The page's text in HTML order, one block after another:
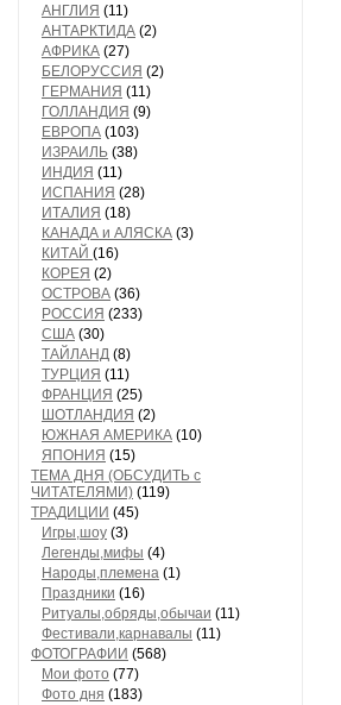
АНГЛИЯ (11)
АНТАРКТИДА (2)
АФРИКА (27)
БЕЛОРУССИЯ (2)
ГЕРМАНИЯ (11)
ГОЛЛАНДИЯ (9)
ЕВРОПА (103)
ИЗРАИЛЬ (38)
ИНДИЯ (11)
ИСПАНИЯ (28)
ИТАЛИЯ (18)
КАНАДА и АЛЯСКА (3)
КИТАЙ (16)
КОРЕЯ (2)
ОСТРОВА (36)
РОССИЯ (233)
США (30)
ТАЙЛАНД (8)
ТУРЦИЯ (11)
ФРАНЦИЯ (25)
ШОТЛАНДИЯ (2)
ЮЖНАЯ АМЕРИКА (10)
ЯПОНИЯ (15)
ТЕМА ДНЯ (ОБСУДИТЬ с
ЧИТАТЕЛЯМИ) (119)
ТРАДИЦИИ (45)
Игры,шоу (3)
Легенды,мифы (4)
Народы,племена (1)
Праздники (16)
Ритуалы,обряды,обычаи (11)
Фестивали,карнавалы (11)
ФОТОГРАФИИ (568)
Мои фото (77)
Фото дня (183)